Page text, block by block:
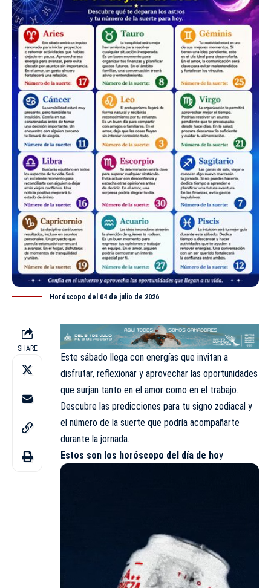
Horóscopo del 04 de julio de 2026
SHARE
Este sábado llega con energías que invitan a
disfrutar, reflexionar y aprovechar las oportunidades
que surjan tanto en el amor como en el trabajo.
Descubre las predicciones para tu signo zodiacal y
el número de la suerte que podría acompañarte
durante la jornada.
Estos son los horóscopo del día de hoy